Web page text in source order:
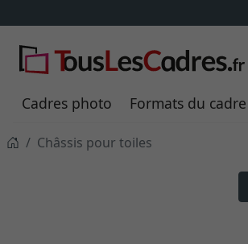
Cadres photo Formats du cadre
Châssis pour toiles